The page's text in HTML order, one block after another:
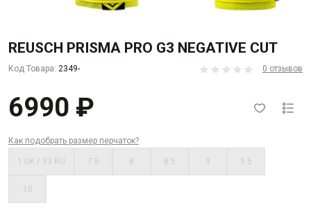
REUSCH PRISMA PRO G3 NEGATIVE CUT
Код Товара: 2349- 0 отзывов
6990 ₽
Как подобрать размер перчаток?
1 UK / 33 RU 7.5 8 8.5 9 9.5
10